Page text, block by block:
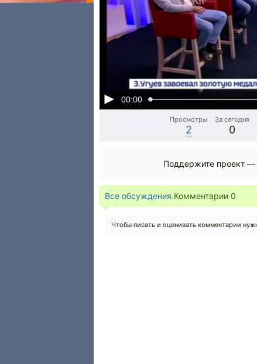
00:00
Просмотры
2
За сегодня
0
Поддержите проект —
Все обсуждения.Комментарии 0
Чтобы писать и оценивать комментарии